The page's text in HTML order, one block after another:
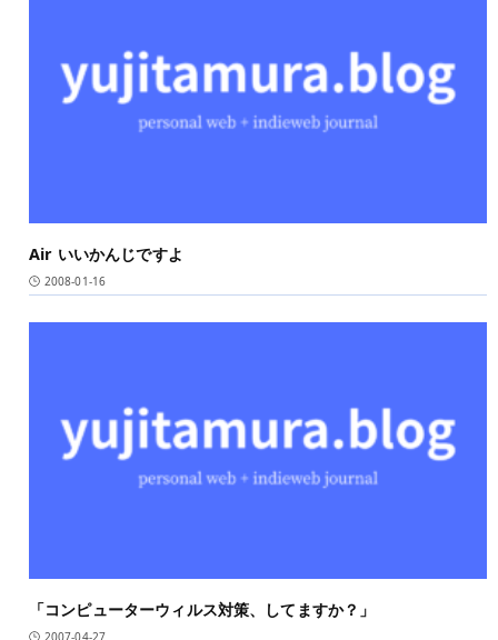
Air いいかんじですよ
2008-01-16
「コンピューターウィルス対策、してますか？」